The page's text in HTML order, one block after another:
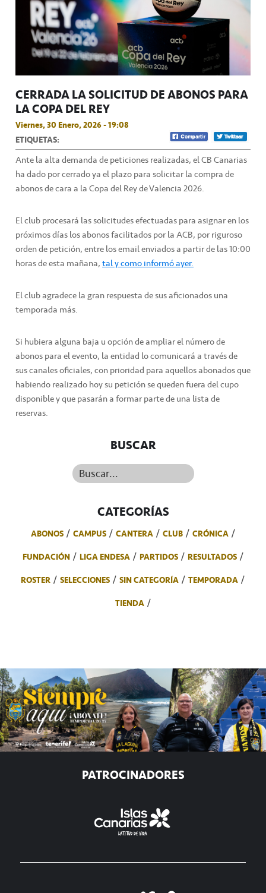
CERRADA LA SOLICITUD DE ABONOS PARA
LA COPA DEL REY
Viernes, 30 Enero, 2026 - 19:08
ETIQUETAS:
Ante la alta demanda de peticiones realizadas, el CB Canarias
ha dado por cerrado ya el plazo para solicitar la compra de
abonos de cara a la Copa del Rey de Valencia 2026.
El club procesará las solicitudes efectuadas para asignar en los
próximos días los abonos facilitados por la ACB, por riguroso
orden de petición, entre los email enviados a partir de las 10:00
horas de esta mañana,tal y como informó ayer.
El club agradece la gran respuesta de sus aficionados una
temporada más.
Si hubiera alguna baja u opción de ampliar el número de
abonos para el evento, la entidad lo comunicará a través de
sus canales oficiales, con prioridad para aquellos abonados que
habiendo realizado hoy su petición se queden fuera del cupo
disponible y que pasarán a formar parte de una lista de
reservas.
BUSCAR
Buscar...
CATEGORÍAS
ABONOS CAMPUS CANTERA CLUB
CRÓNICA
FUNDACIÓN
LIGA ENDESA PARTIDOS
RESULTADOS
ROSTER
SELECCIONES SIN CATEGORÍA
TEMPORADA
TIENDA
PATROCINADORES